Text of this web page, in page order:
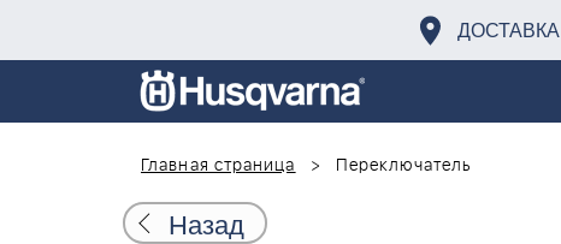
ДОСТАВКА
Главная страница
Переключатель
Назад